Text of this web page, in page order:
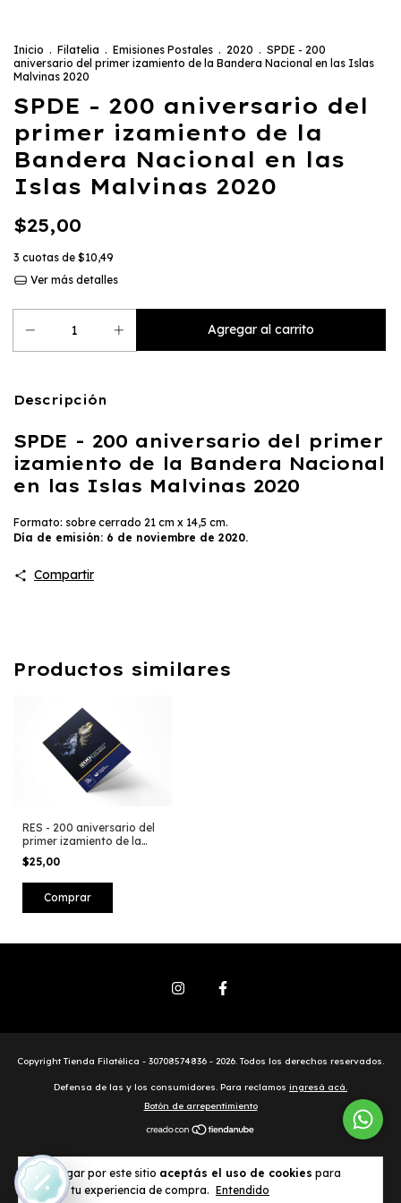
Al navegar por este sitio aceptás el uso de cookies para
agilizar tu experiencia de compra. Entendido
Inicio . Filatelia . Emisiones Postales . 2020 . SPDE - 200
aniversario del primer izamiento de la Bandera Nacional en las Islas
Malvinas 2020
SPDE - 200 aniversario del
primer izamiento de la
Bandera Nacional en las
Islas Malvinas 2020
$25,00
3 cuotas de $10,49
Ver más detalles
Descripción
SPDE - 200 aniversario del primer
izamiento de la Bandera Nacional
en las Islas Malvinas 2020
Formato: sobre cerrado 21 cm x 14,5 cm.
Día de emisión: 6 de noviembre de 2020.
Compartir
Productos similares
RES - 200 aniversario del
primer izamiento de la
Bandera Nacional en las
Islas Malvinas 2020
$25,00
Copyright Tienda Filatélica - 30708574836 - 2026. Todos los derechos reservados.
Defensa de las y los consumidores. Para reclamos ingresá acá.
Botón de arrepentimiento